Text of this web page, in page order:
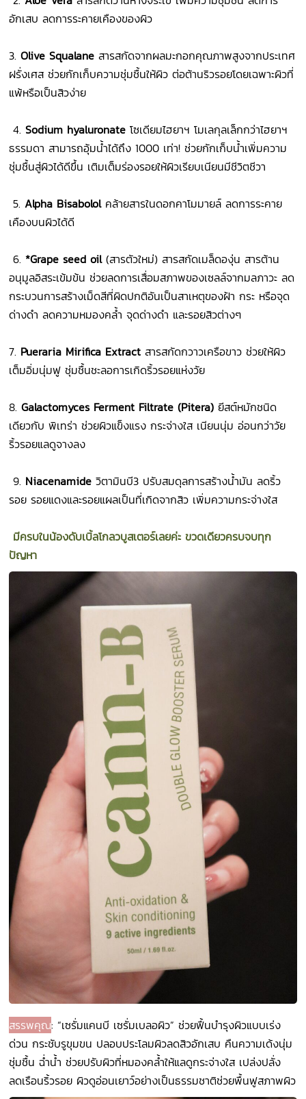
อักเสบ ลดการระคายเคืองของผิว
3.Olive Squalaneสารสกัดจากผลมะกอกคุณภาพสูงจากประเทศ
ฝรั่งเศส ช่วยกักเก็บความชุ่มชื้นให้ผิว ต่อต้านริวรอยโดยเฉพาะผิวที่
แพ้หรือเป็นสิวง่าย
4.Sodium hyaluronateโซเดียมไฮยาฯ โมเลกุลเล็กกว่าไฮยาฯ
ธรรมดา สามารถอุ้มน้ำได้ถึง 1000 เท่า! ช่วยกักเก็บน้ำเพิ่มความ
ชุ่มชื้นสู่ผิวได้ดีขึ้น เติมเต็มร่องรอยให้ผิวเรียบเนียนมีชีวิตชีวา
5.Alpha Bisabolol คล้ายสารในดอกคาโมมายล์ ลดการระคาย
เคืองบนผิวได้ดี
6. *Grape seed oil(สารตัวใหม่) สารสกัดเมล็ดองุ่น สารต้าน
อนุมูลอิสระเข้มข้น ช่วยลดการเสื่อมสภาพของเซลล์จากมลภาวะ ลด
กระบวนการสร้างเม็ดสีที่ผิดปกติอันเป็นสาเหตุของฝ้า กระ หรือจุด
ด่างดำ ลดความหมองคล้ำ จุดด่างดำ และรอยสิวต่างๆ
7. Pueraria Mirifica Extract สารสกัดกวาวเครือขาว ช่วยให้ผิว
เต็มอิ่มนุ่มฟู ชุ่มชื้นชะลอการเกิดริ้วรอยแห่งวัย
8. Galactomyces Ferment Filtrate (Pitera) ยีสต์หมักชนิด
เดียวกับ พิเทร่า ช่วยผิวแข็งแรง กระจ่างใส เนียนนุ่ม อ่อนกว่าวัย
ริ้วรอยแลดูจางลง
9. Niacenamide วิตามินบี3 ปรับสมดุลการสร้างน้ำมัน ลดริ้ว
รอย รอยแดงและรอยแผลเป็นที่เกิดจากสิว เพิ่มความกระจ่างใส
มีครบในน้องดับเบิ้ลโกลวบูสเตอร์เลยค่ะ ขวดเดียวครบจบทุก
ปัญหา
สรรพคุณ: “เซรั่มแคนบี เซรั่มเบลอผิว” ช่วยฟื้นบำรุงผิวแบบเร่ง
ด่วน กระชับรูขุมขน ปลอบประโลมผิวลดสิวอักเสบ คืนความเด้งนุ่ม
ชุ่มชื้น ฉ่ำน้ำ ช่วยปรับผิวที่หมองคล้ำให้แลดูกระจ่างใส เปล่งปลั่ง
ลดเรือนริ้วรอย ผิวดูอ่อนเยาว์อย่างเป็นธรรมชาติช่วยพื้นฟูสภาพผิว